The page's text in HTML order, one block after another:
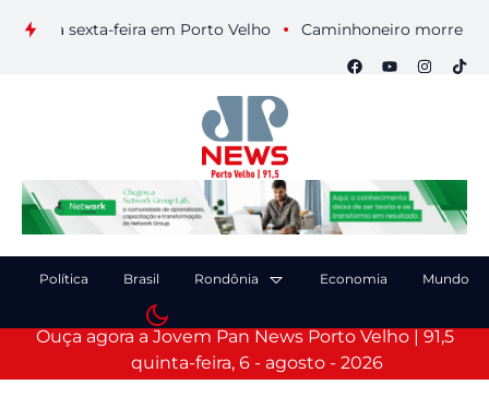
sexta-feira em Porto Velho Caminhoneiro morre após
Política Brasil Rondônia Economia Mundo
Ouça agora a Jovem Pan News Porto Velho | 91,5
quinta-feira, 6 - agosto - 2026